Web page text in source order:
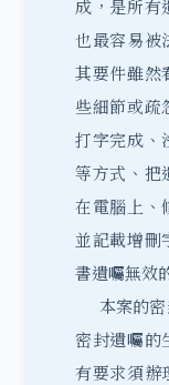
成，是所有
也最容易被
其要件雖然
些細節或疏
打字完成、
等方式、把
在電腦上、
並記載增刪
書遺囑無效
本案的密
密封遺囑的
有要求須辦